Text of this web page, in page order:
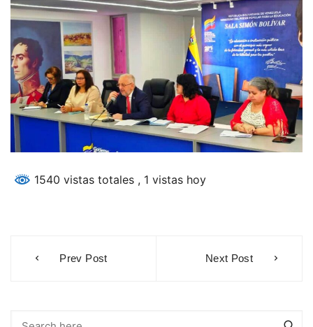
1540 vistas totales , 1 vistas hoy
Prev Post Next Post